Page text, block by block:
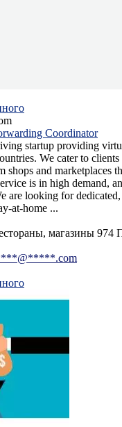
Coordinator
startup providing
We cater to
shops and marketplaces
is in high demand,
are looking for dedicated,
at-home ...
магазины 974